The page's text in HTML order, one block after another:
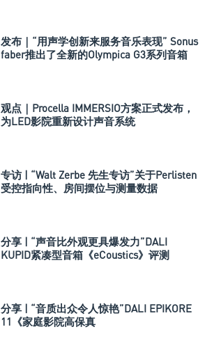
发布｜“用声学创新来服务音乐表现” Sonus
faber推出了全新的Olympica G3系列音箱
观点｜Procella IMMERSIO方案正式发布，
为LED影院重新设计声音系统
专访 | “Walt Zerbe 先生专访”关于Perlisten
受控指向性、房间摆位与测量数据
分享 | “声音比外观更具爆发力”DALI
KUPID紧凑型音箱《eCoustics》评测
分享 | “音质出众令人惊艳”DALI EPIKORE
11《家庭影院高保真